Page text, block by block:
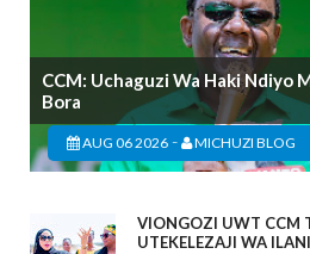
CCM: Uchaguzi Wa Haki Ndiyo
Bora
AUG 06 2026 - MICHUZI BLOG
VIONGOZI UWT CCM
UTEKELEZAJI WA